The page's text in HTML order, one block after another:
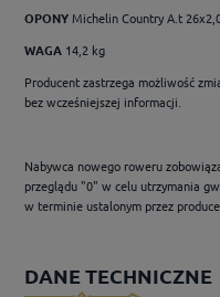
OPONY Michelin Country A.t
WAGA 14,2 kg
Producent zastrzega możliwość
bez wcześniejszej informacji.
Nabywca nowego roweru
przeglądu "0" w celu utrzymania
w terminie ustalonym przez
DANE TECHNICZNE